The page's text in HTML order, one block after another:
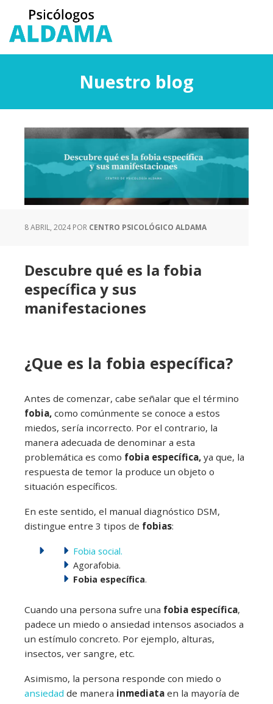
contenido
principal
barra
Nuestro blog
8 ABRIL, 2024POR CENTRO PSICOLÓGICO ALDAMA
Descubre qué es la fobia
específica y sus
manifestaciones
¿Que es la fobia específica?
Antes de comenzar, cabe señalar que el término
fobia, como comúnmente se conoce a estos
miedos, sería incorrecto. Por el contrario, la
manera adecuada de denominar a esta
problemática es como fobia específica, ya que, la
respuesta de temor la produce un objeto o
situación específicos.
En este sentido, el manual diagnóstico DSM,
distingue entre 3 tipos de fobias:
Fobia social.
Agorafobia.
Fobia específica.
Cuando una persona sufre una fobia específica,
padece un miedo o ansiedad intensos asociados a
un estímulo concreto. Por ejemplo, alturas,
insectos, ver sangre, etc.
Asimismo, la persona responde con miedo o
ansiedad de manera inmediata en la mayoría de